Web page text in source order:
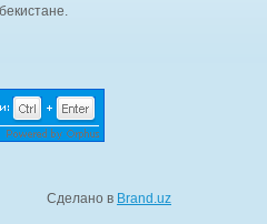
Сделано в Brand.uz